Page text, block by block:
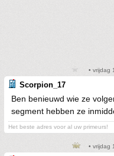
• vrijdag
Scorpion_17
Ben benieuwd wie ze
segment hebben ze
Het beste adres voor al uw primeurs!
• vrijdag